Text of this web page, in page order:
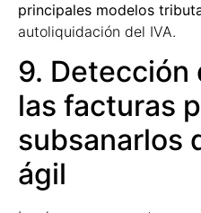
principales modelos
autoliquidación del IVA.
9. Detección
las facturas
subsanarlos
ágil